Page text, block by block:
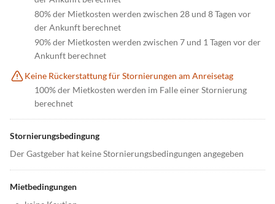
80% der Mietkosten werden zwischen 28 und 8 Tagen vor
der Ankunft berechnet
90% der Mietkosten werden zwischen 7 und 1 Tagen vor der
Ankunft berechnet
Keine Rückerstattung für Stornierungen am Anreisetag
100% der Mietkosten werden im Falle einer Stornierung
berechnet
Stornierungsbedingung
Der Gastgeber hat keine Stornierungsbedingungen angegeben
Mietbedingungen